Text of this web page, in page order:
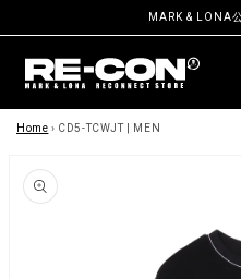
ツ
に
進
む
MARK & LONA
Home › CD5-TCWJT | MEN
商
品
情
に
ス